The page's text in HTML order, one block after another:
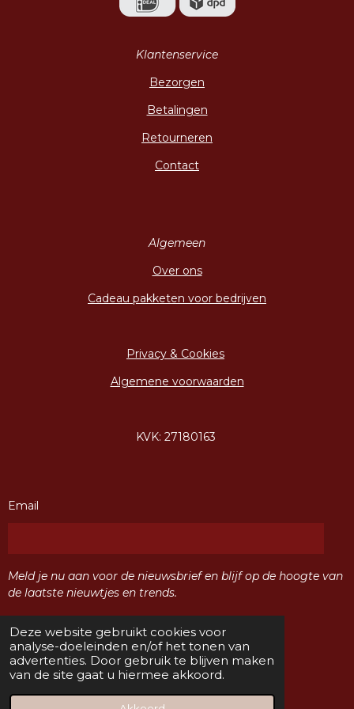
Deze website gebruikt cookies voor
analyse-doeleinden en/of het tonen van
advertenties. Door gebruik te blijven maken
van de site gaat u hiermee akkoord.
Klantenservice
Bezorgen
Betalingen
Retourneren
Contact
Algemeen
Over ons
Cadeau pakketen voor bedrijven
Privacy & Cookies
Algemene voorwaarden
KVK: 27180163
Email
Meld je nu aan voor de nieuwsbrief en blijf op de hoogte van
de laatste nieuwtjes en trends.
Verzenden